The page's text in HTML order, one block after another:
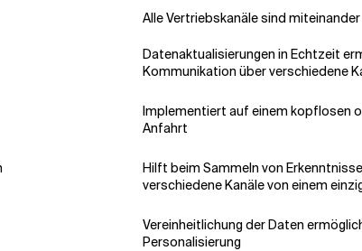
Alle Vertriebskanäle sind
Datenaktualisierungen in Echtzeit
Kommunikation über verschiedene
Implementiert auf einem kopflosen
Anfahrt
Hilft beim Sammeln von
verschiedene Kanäle von einem
Vereinheitlichung der Daten
Personalisierung